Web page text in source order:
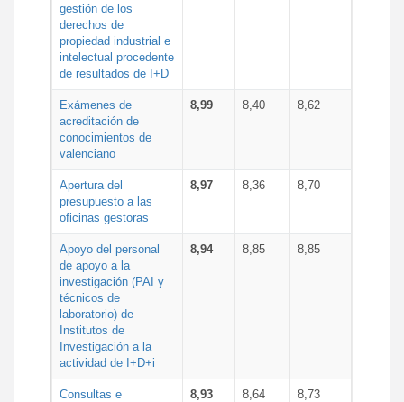
gestión de los
derechos de
propiedad industrial e
intelectual procedente
de resultados de I+D
Exámenes de
acreditación de
conocimientos de
valenciano
8,99 8,40 8,62
Apertura del
presupuesto a las
oficinas gestoras
8,97 8,36 8,70
Apoyo del personal
de apoyo a la
investigación (PAI y
técnicos de
laboratorio) de
Institutos de
Investigación a la
actividad de I+D+i
8,94 8,85 8,85
Consultas e
8,93 8,64 8,73